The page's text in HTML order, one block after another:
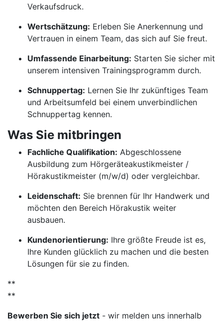
Verkaufsdruck.
Wertschätzung: Erleben Sie Anerkennung und
Vertrauen in einem Team, das sich auf Sie freut.
Umfassende Einarbeitung: Starten Sie sicher mit
unserem intensiven Trainingsprogramm durch.
Schnuppertag: Lernen Sie Ihr zukünftiges Team
und Arbeitsumfeld bei einem unverbindlichen
Schnuppertag kennen.
Was Sie mitbringen
Fachliche Qualifikation: Abgeschlossene
Ausbildung zum Hörgeräteakustikmeister /
Hörakustikmeister (m/w/d) oder vergleichbar.
Leidenschaft: Sie brennen für Ihr Handwerk und
möchten den Bereich Hörakustik weiter
ausbauen.
Kundenorientierung: Ihre größte Freude ist es,
Ihre Kunden glücklich zu machen und die besten
Lösungen für sie zu finden.
**
**
Bewerben Sie sich jetzt - wir melden uns innerhalb